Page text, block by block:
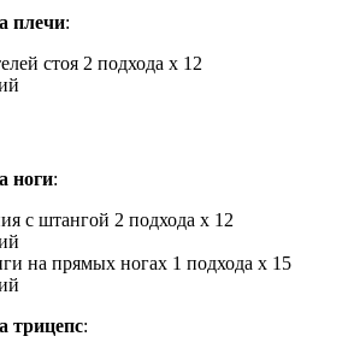
плечи:
стоя 2 подхода х 12
ноги:
с штангой 2 подхода х 12
на прямых ногах 1 подхода х 15
трицепс: